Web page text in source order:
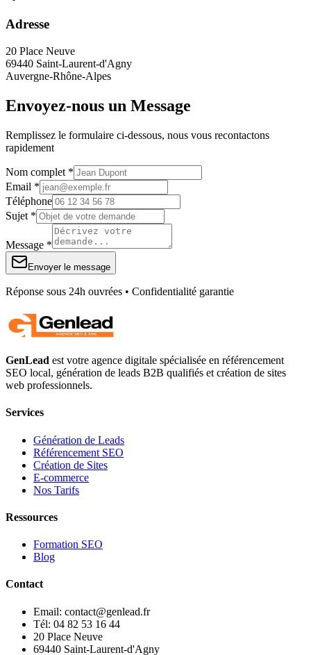
Adresse
20 Place Neuve
69440 Saint-Laurent-d'Agny
Auvergne-Rhône-Alpes
Envoyez-nous un Message
Remplissez le formulaire ci-dessous, nous vous recontactons
rapidement
Nom complet *
Email *
Téléphone
Sujet *
Message *
Envoyer le message
Réponse sous 24h ouvrées • Confidentialité garantie
GenLead est votre agence digitale spécialisée en référencement
SEO local, génération de leads B2B qualifiés et création de sites
web professionnels.
Services
Génération de Leads
Référencement SEO
Création de Sites
E-commerce
Nos Tarifs
Ressources
Formation SEO
Blog
Contact
Email: contact@genlead.fr
Tél: 04 82 53 16 44
20 Place Neuve
69440 Saint-Laurent-d'Agny